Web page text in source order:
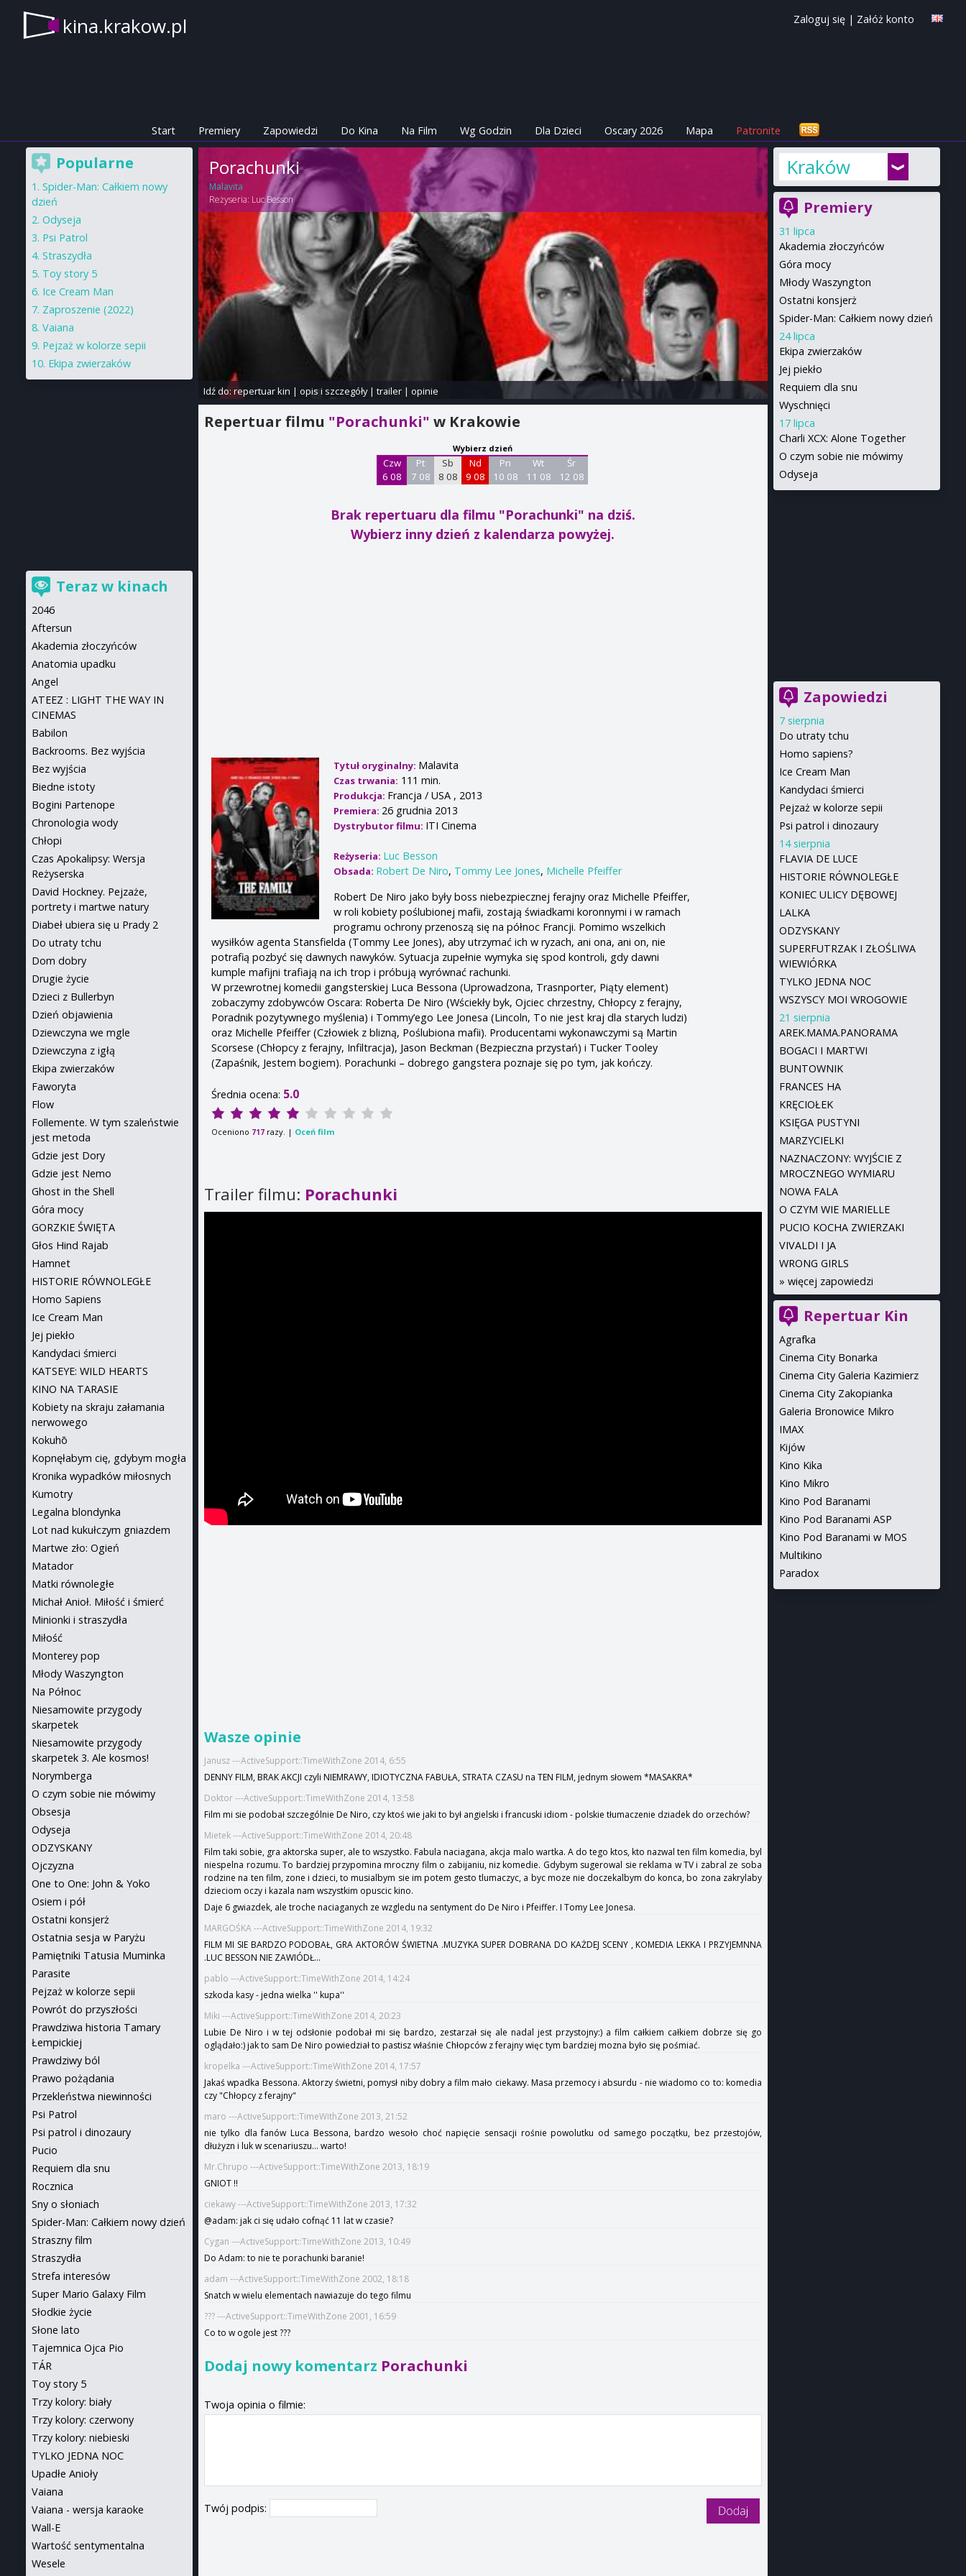
kina.krakow.pl Zaloguj się | Załóż konto
Start Premiery Zapowiedzi Do Kina Na Film Wg Godzin Dla Dzieci Oscary 2026 Mapa Patronite
Porachunki
Malavita
Reżyseria: Luc Besson
Idź do: repertuar kin | opis i szczegóły| trailer| opinie
Repertuar filmu "Porachunki"w Krakowie
Wybierz dzień
Czw
6 08
Pt
7 08
Sb
8 08
Nd
9 08
Pn
10 08
Wt
11 08
Śr
12 08
Brak repertuaru dla filmu "Porachunki" na dziś.
Wybierz inny dzień z kalendarza powyżej.
Tytuł oryginalny: Malavita
Czas trwania: 111 min.
Produkcja: Francja / USA , 2013
Premiera: 26 grudnia 2013
Dystrybutor filmu: ITI Cinema
Reżyseria: Luc Besson
Obsada: Robert De Niro, Tommy Lee Jones, Michelle Pfeiffer
Robert De Niro jako były boss niebezpiecznej ferajny oraz Michelle Pfeiffer,
w roli kobiety poślubionej mafii, zostają świadkami koronnymi i w ramach
programu ochrony przenoszą się na północ Francji. Pomimo wszelkich
wysiłków agenta Stansfielda (Tommy Lee Jones), aby utrzymać ich w ryzach, ani ona, ani on, nie
potrafią pozbyć się dawnych nawyków. Sytuacja zupełnie wymyka się spod kontroli, gdy dawni
kumple mafijni trafiają na ich trop i próbują wyrównać rachunki.
W przewrotnej komedii gangsterskiej Luca Bessona (Uprowadzona, Trasnporter, Piąty element)
zobaczymy zdobywców Oscara: Roberta De Niro (Wściekły byk, Ojciec chrzestny, Chłopcy z ferajny,
Poradnik pozytywnego myślenia) i Tommy’ego Lee Jonesa (Lincoln, To nie jest kraj dla starych ludzi)
oraz Michelle Pfeiffer (Człowiek z blizną, Poślubiona mafii). Producentami wykonawczymi są Martin
Scorsese (Chłopcy z ferajny, Infiltracja), Jason Beckman (Bezpieczna przystań) i Tucker Tooley
(Zapaśnik, Jestem bogiem). Porachunki – dobrego gangstera poznaje się po tym, jak kończy.
Średnia ocena: 5.0
Oceniono 717 razy. | Oceń film
Trailer filmu: Porachunki
Wasze opinie
Janusz ---ActiveSupport::TimeWithZone 2014, 6:55
DENNY FILM, BRAK AKCJI czyli NIEMRAWY, IDIOTYCZNA FABUŁA, STRATA CZASU na TEN FILM, jednym słowem *MASAKRA*
Doktor ---ActiveSupport::TimeWithZone 2014, 13:58
Film mi sie podobał szczególnie De Niro, czy ktoś wie jaki to był angielski i francuski idiom - polskie tłumaczenie dziadek do orzechów?
Mietek ---ActiveSupport::TimeWithZone 2014, 20:48
Film taki sobie, gra aktorska super, ale to wszystko. Fabula naciagana, akcja malo wartka. A do tego ktos, kto nazwal ten film komedia, byl
niespelna rozumu. To bardziej przypomina mroczny film o zabijaniu, niz komedie. Gdybym sugerowal sie reklama w TV i zabral ze soba
rodzine na ten film, zone i dzieci, to musialbym sie im potem gesto tlumaczyc, a byc moze nie doczekalbym do konca, bo zona zakrylaby
dzieciom oczy i kazala nam wszystkim opuscic kino.
Daje 6 gwiazdek, ale troche naciaganych ze wzgledu na sentyment do De Niro i Pfeiffer. I Tomy Lee Jonesa.
MARGOŚKA ---ActiveSupport::TimeWithZone 2014, 19:32
FILM MI SIE BARDZO PODOBAŁ, GRA AKTORÓW ŚWIETNA .MUZYKA SUPER DOBRANA DO KAŻDEJ SCENY , KOMEDIA LEKKA I PRZYJEMNNA
.LUC BESSON NIE ZAWIÓDŁ...
pablo ---ActiveSupport::TimeWithZone 2014, 14:24
szkoda kasy - jedna wielka '' kupa''
Miki ---ActiveSupport::TimeWithZone 2014, 20:23
Lubie De Niro i w tej odsłonie podobał mi się bardzo, zestarzał się ale nadal jest przystojny:) a film całkiem całkiem dobrze się go
oglądało:) jak to sam De Niro powiedział to pastisz właśnie Chłopców z ferajny więc tym bardziej mozna było się pośmiać.
kropelka ---ActiveSupport::TimeWithZone 2014, 17:57
Jakaś wpadka Bessona. Aktorzy świetni, pomysł niby dobry a film mało ciekawy. Masa przemocy i absurdu - nie wiadomo co to: komedia
czy "Chłopcy z ferajny"
maro ---ActiveSupport::TimeWithZone 2013, 21:52
nie tylko dla fanów Luca Bessona, bardzo wesoło choć napięcie sensacji rośnie powolutku od samego początku, bez przestojów,
dłużyzn i luk w scenariuszu... warto!
Mr.Chrupo ---ActiveSupport::TimeWithZone 2013, 18:19
GNIOT !!
ciekawy ---ActiveSupport::TimeWithZone 2013, 17:32
@adam: jak ci się udało cofnąć 11 lat w czasie?
Cygan ---ActiveSupport::TimeWithZone 2013, 10:49
Do Adam: to nie te porachunki baranie!
adam ---ActiveSupport::TimeWithZone 2002, 18:18
Snatch w wielu elementach nawiazuje do tego filmu
??? ---ActiveSupport::TimeWithZone 2001, 16:59
Co to w ogole jest ???
Dodaj nowy komentarz Porachunki
Twoja opinia o filmie:
Twój podpis:
Kraków
Premiery
31 lipca
Akademia złoczyńców
Góra mocy
Młody Waszyngton
Ostatni konsjerż
Spider-Man: Całkiem nowy dzień
24 lipca
Ekipa zwierzaków
Jej piekło
Requiem dla snu
Wyschnięci
17 lipca
Charli XCX: Alone Together
O czym sobie nie mówimy
Odyseja
Zapowiedzi
7 sierpnia
Do utraty tchu
Homo sapiens?
Ice Cream Man
Kandydaci śmierci
Pejzaż w kolorze sepii
Psi patrol i dinozaury
14 sierpnia
FLAVIA DE LUCE
HISTORIE RÓWNOLEGŁE
KONIEC ULICY DĘBOWEJ
LALKA
ODZYSKANY
SUPERFUTRZAK I ZŁOŚLIWA
WIEWIÓRKA
TYLKO JEDNA NOC
WSZYSCY MOI WROGOWIE
21 sierpnia
AREK.MAMA.PANORAMA
BOGACI I MARTWI
BUNTOWNIK
FRANCES HA
KRĘCIOŁEK
KSIĘGA PUSTYNI
MARZYCIELKI
NAZNACZONY: WYJŚCIE Z
MROCZNEGO WYMIARU
NOWA FALA
O CZYM WIE MARIELLE
PUCIO KOCHA ZWIERZAKI
VIVALDI I JA
WRONG GIRLS
» więcej zapowiedzi
Repertuar Kin
Agrafka
Cinema City Bonarka
Cinema City Galeria Kazimierz
Cinema City Zakopianka
Galeria Bronowice Mikro
IMAX
Kijów
Kino Kika
Kino Mikro
Kino Pod Baranami
Kino Pod Baranami ASP
Kino Pod Baranami w MOS
Multikino
Paradox
Popularne
Spider-Man: Całkiem nowy
dzień
Odyseja
Psi Patrol
Straszydła
Toy story 5
Ice Cream Man
Zaproszenie (2022)
Vaiana
Pejzaż w kolorze sepii
Ekipa zwierzaków
Teraz w kinach
2046
Aftersun
Akademia złoczyńców
Anatomia upadku
Angel
ATEEZ : LIGHT THE WAY IN
CINEMAS
Babilon
Backrooms. Bez wyjścia
Bez wyjścia
Biedne istoty
Bogini Partenope
Chronologia wody
Chłopi
Czas Apokalipsy: Wersja
Reżyserska
David Hockney. Pejzaże,
portrety i martwe natury
Diabeł ubiera się u Prady 2
Do utraty tchu
Dom dobry
Drugie życie
Dzieci z Bullerbyn
Dzień objawienia
Dziewczyna we mgle
Dziewczyna z igłą
Ekipa zwierzaków
Faworyta
Flow
Follemente. W tym szaleństwie
jest metoda
Gdzie jest Dory
Gdzie jest Nemo
Ghost in the Shell
Góra mocy
GORZKIE ŚWIĘTA
Głos Hind Rajab
Hamnet
HISTORIE RÓWNOLEGŁE
Homo Sapiens
Ice Cream Man
Jej piekło
Kandydaci śmierci
KATSEYE: WILD HEARTS
KINO NA TARASIE
Kobiety na skraju załamania
nerwowego
Kokuhō
Kopnęłabym cię, gdybym mogła
Kronika wypadków miłosnych
Kumotry
Legalna blondynka
Lot nad kukułczym gniazdem
Martwe zło: Ogień
Matador
Matki równoległe
Michał Anioł. Miłość i śmierć
Minionki i straszydła
Miłość
Monterey pop
Młody Waszyngton
Na Północ
Niesamowite przygody
skarpetek
Niesamowite przygody
skarpetek 3. Ale kosmos!
Norymberga
O czym sobie nie mówimy
Obsesja
Odyseja
ODZYSKANY
Ojczyzna
One to One: John & Yoko
Osiem i pół
Ostatni konsjerż
Ostatnia sesja w Paryżu
Pamiętniki Tatusia Muminka
Parasite
Pejzaż w kolorze sepii
Powrót do przyszłości
Prawdziwa historia Tamary
Łempickiej
Prawdziwy ból
Prawo pożądania
Przekleństwa niewinności
Psi Patrol
Psi patrol i dinozaury
Pucio
Requiem dla snu
Rocznica
Sny o słoniach
Spider-Man: Całkiem nowy dzień
Straszny film
Straszydła
Strefa interesów
Super Mario Galaxy Film
Słodkie życie
Słone lato
Tajemnica Ojca Pio
TÁR
Toy story 5
Trzy kolory: biały
Trzy kolory: czerwony
Trzy kolory: niebieski
TYLKO JEDNA NOC
Upadłe Anioły
Vaiana
Vaiana - wersja karaoke
Wall-E
Wartość sentymentalna
Wesele